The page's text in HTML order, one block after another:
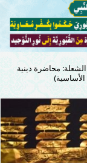
الشعلة: محاضرة دينية
الأساسية)